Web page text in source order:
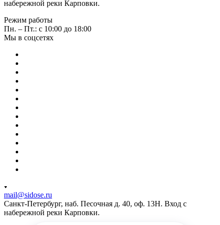
набережной реки Карповки.
Режим работы
Пн. – Пт.: с 10:00 до 18:00
Мы в соцсетях
mail@sidose.ru
Санкт-Петербург, наб. Песочная д. 40, оф. 13Н. Вход с
набережной реки Карповки.